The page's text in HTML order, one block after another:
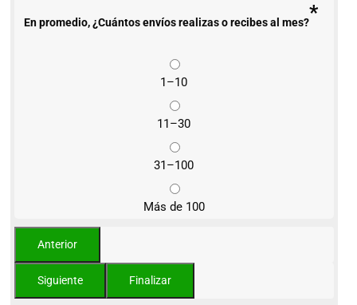
En promedio, ¿Cuántos envíos realizas o recibes al mes?*
1–10
11–30
31–100
Más de 100